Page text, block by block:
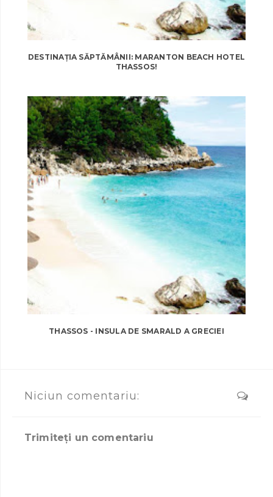
DESTINAȚIA SĂPTĂMÂNII: MARANTON BEACH HOTEL
THASSOS!
THASSOS - INSULA DE SMARALD A GRECIEI
Niciun comentariu:
Trimiteți un comentariu